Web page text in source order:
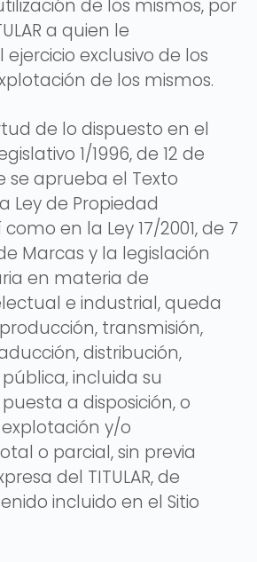
de los mismos, por
a quien le
exclusivo de los
de los mismos.
de lo dispuesto en el
1/1996, de 12 de
se aprueba el Texto
Ley de Propiedad
en la Ley 17/2001, de 7
Marcas y la legislación
en materia de
e industrial, queda
transmisión,
distribución,
incluida su
a disposición, o
y/o
o parcial, sin previa
del TITULAR, de
incluido en el Sitio